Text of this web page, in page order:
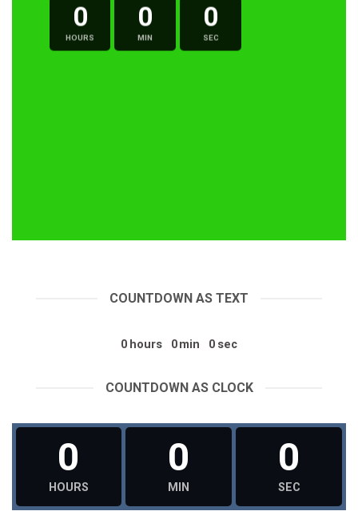
0
HOURS
0
MIN
0
SEC
COUNTDOWN AS TEXT
0 hours 0min 0 sec
COUNTDOWN AS CLOCK
0
HOURS
0
MIN
0
SEC